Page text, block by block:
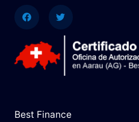
Best Finance